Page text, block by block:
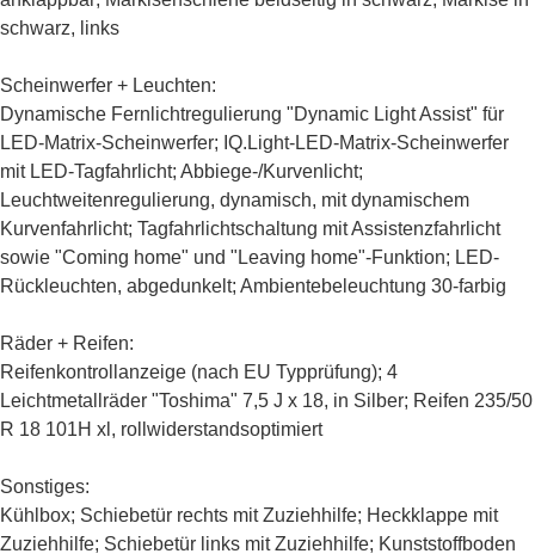
schwarz, links
Scheinwerfer + Leuchten:
Dynamische Fernlichtregulierung "Dynamic Light Assist" für
LED-Matrix-Scheinwerfer; IQ.Light-LED-Matrix-Scheinwerfer
mit LED-Tagfahrlicht; Abbiege-/Kurvenlicht;
Leuchtweitenregulierung, dynamisch, mit dynamischem
Kurvenfahrlicht; Tagfahrlichtschaltung mit Assistenzfahrlicht
sowie "Coming home" und "Leaving home"-Funktion; LED-
Rückleuchten, abgedunkelt; Ambientebeleuchtung 30-farbig
Räder + Reifen:
Reifenkontrollanzeige (nach EU Typprüfung); 4
Leichtmetallräder "Toshima" 7,5 J x 18, in Silber; Reifen 235/50
R 18 101H xl, rollwiderstandsoptimiert
Sonstiges:
Kühlbox; Schiebetür rechts mit Zuziehhilfe; Heckklappe mit
Zuziehhilfe; Schiebetür links mit Zuziehhilfe; Kunststoffboden